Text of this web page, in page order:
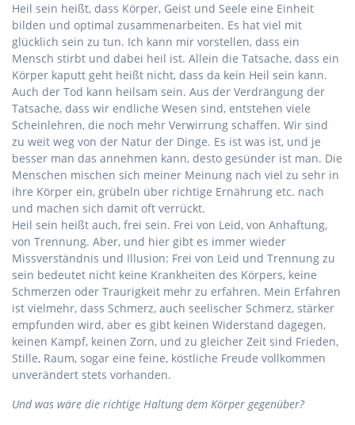
Heil sein heißt, dass Körper, Geist und Seele eine Einheit
bilden und optimal zusammenarbeiten. Es hat viel mit
glücklich sein zu tun. Ich kann mir vorstellen, dass ein
Mensch stirbt und dabei heil ist. Allein die Tatsache, dass ein
Körper kaputt geht heißt nicht, dass da kein Heil sein kann.
Auch der Tod kann heilsam sein. Aus der Verdrängung der
Tatsache, dass wir endliche Wesen sind, entstehen viele
Scheinlehren, die noch mehr Verwirrung schaffen. Wir sind
zu weit weg von der Natur der Dinge. Es ist was ist, und je
besser man das annehmen kann, desto gesünder ist man. Die
Menschen mischen sich meiner Meinung nach viel zu sehr in
ihre Körper ein, grübeln über richtige Ernährung etc. nach
und machen sich damit oft verrückt.
Heil sein heißt auch, frei sein. Frei von Leid, von Anhaftung,
von Trennung. Aber, und hier gibt es immer wieder
Missverständnis und Illusion: Frei von Leid und Trennung zu
sein bedeutet nicht keine Krankheiten des Körpers, keine
Schmerzen oder Traurigkeit mehr zu erfahren. Mein Erfahren
ist vielmehr, dass Schmerz, auch seelischer Schmerz, stärker
empfunden wird, aber es gibt keinen Widerstand dagegen,
keinen Kampf, keinen Zorn, und zu gleicher Zeit sind Frieden,
Stille, Raum, sogar eine feine, köstliche Freude vollkommen
unverändert stets vorhanden.
Und was wäre die richtige Haltung dem Körper gegenüber?